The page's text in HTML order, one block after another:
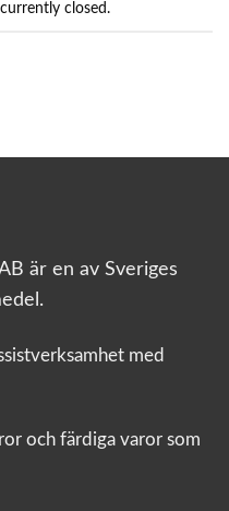
closed.
är en av Sveriges
med
och färdiga varor som